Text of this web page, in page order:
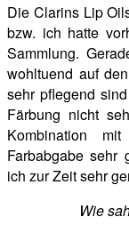
Die Clarins Lip
bzw. ich hatte
Sammlung.
wohltuend auf
sehr pflegend
Färbung nicht
Kombination
Farbabgabe sehr
ich zur Zeit sehr
Wie